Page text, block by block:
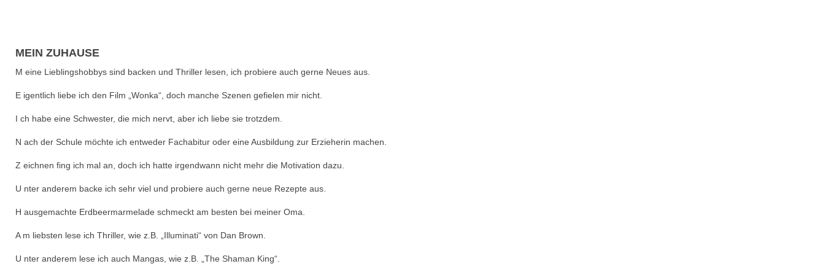
MEIN ZUHAUSE
M eine Lieblingshobbys sind backen und Thriller lesen, ich probiere auch gerne Neues aus.
E igentlich liebe ich den Film „Wonka“, doch manche Szenen gefielen mir nicht.
I ch habe eine Schwester, die mich nervt, aber ich liebe sie trotzdem.
N ach der Schule möchte ich entweder Fachabitur oder eine Ausbildung zur Erzieherin machen.
Z eichnen fing ich mal an, doch ich hatte irgendwann nicht mehr die Motivation dazu.
U nter anderem backe ich sehr viel und probiere auch gerne neue Rezepte aus.
H ausgemachte Erdbeermarmelade schmeckt am besten bei meiner Oma.
A m liebsten lese ich Thriller, wie z.B. „Illuminati“ von Dan Brown.
U nter anderem lese ich auch Mangas, wie z.B. „The Shaman King“.